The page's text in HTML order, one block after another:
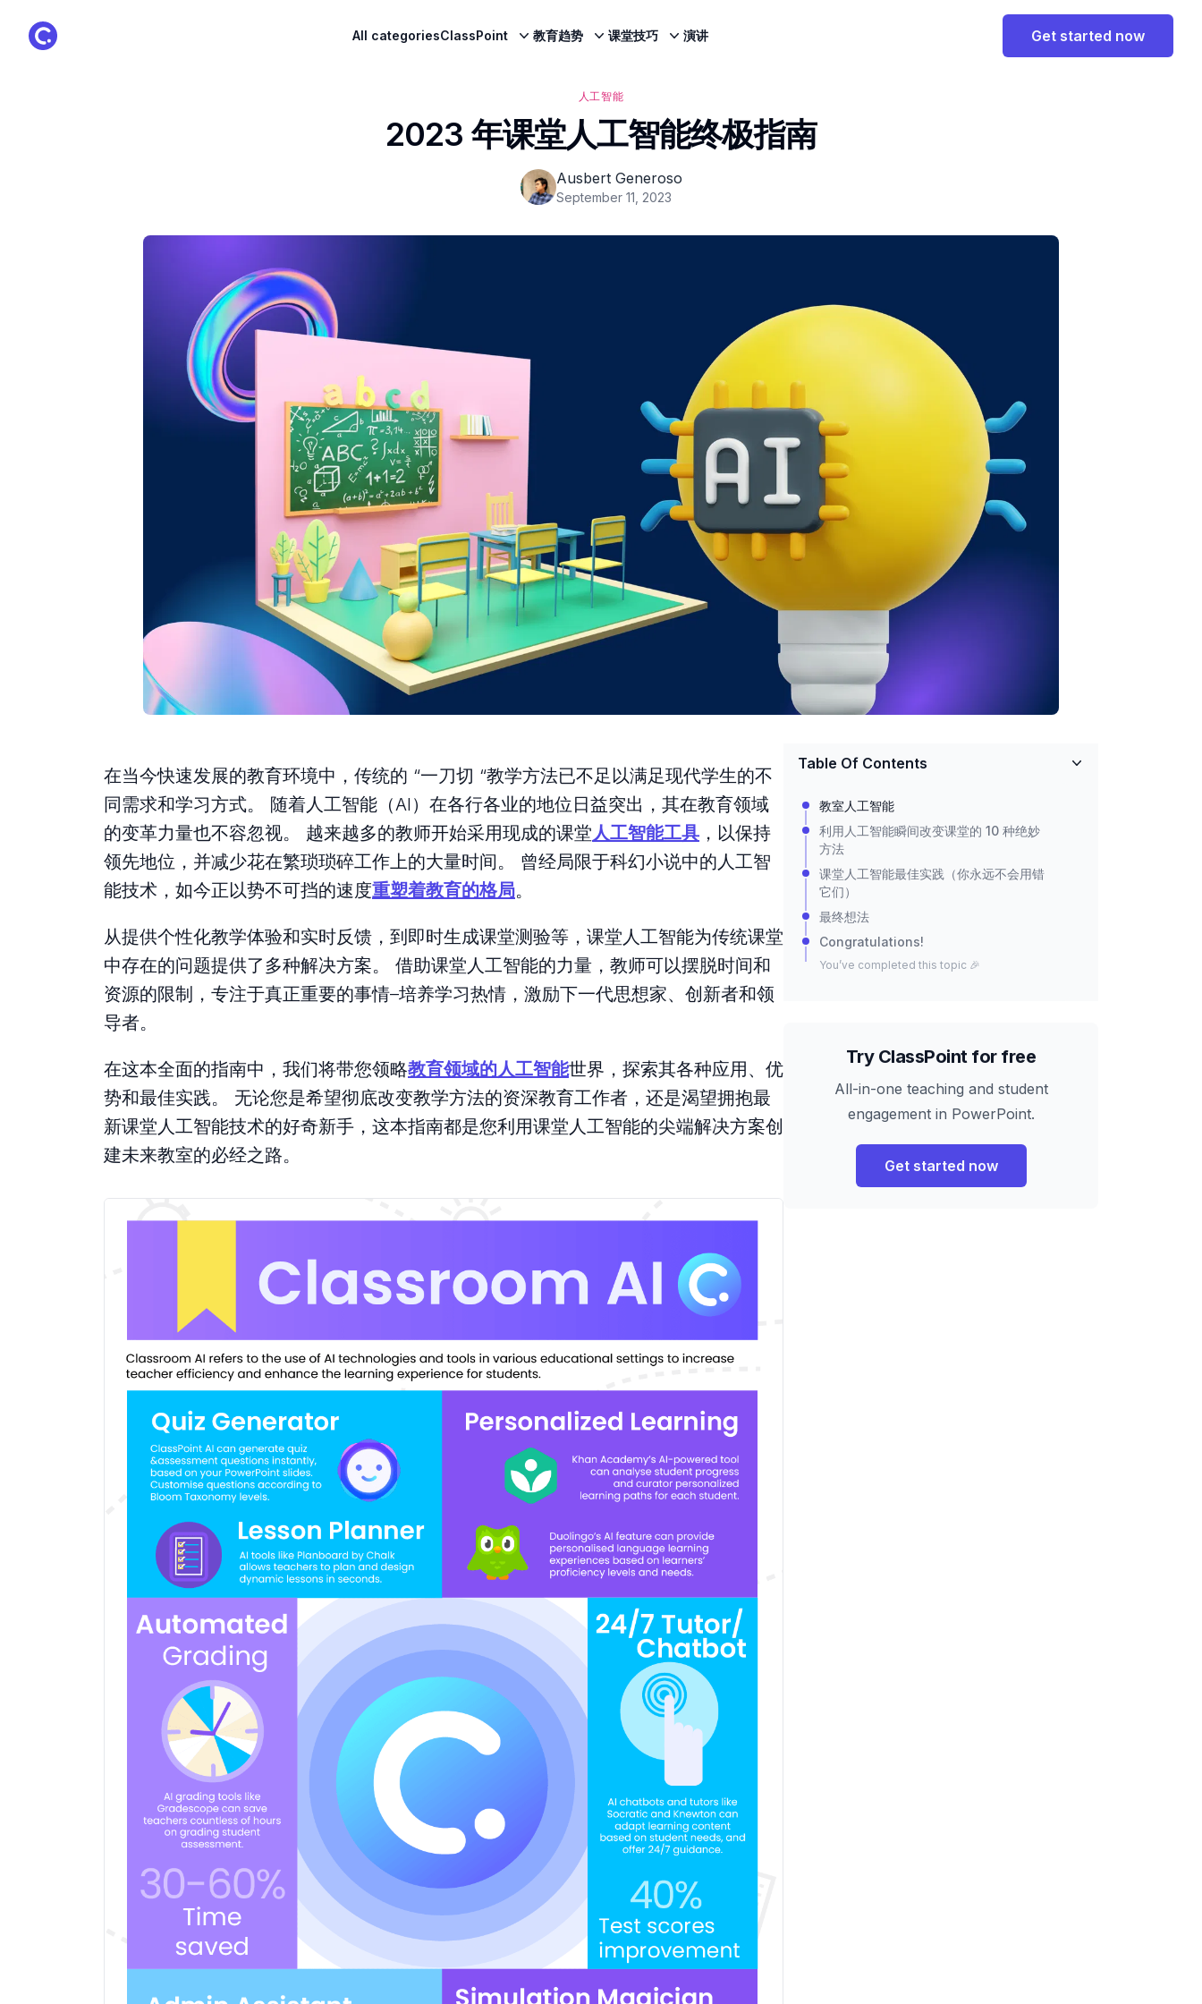
ClassPoint Logo All categoriesClassPoint 教育趋势 课堂技巧 演讲 Get started now
人工智能
2023 年课堂人工智能终极指南
Ausbert Generoso
September 11, 2023
在当今快速发展的教育环境中，传统的 “一刀切 “教学方法已不足以满足现代学生的不
同需求和学习方式。 随着人工智能（AI）在各行各业的地位日益突出，其在教育领域
的变革力量也不容忽视。 越来越多的教师开始采用现成的课堂 人工智能工具 ，以保持
领先地位，并减少花在繁琐琐碎工作上的大量时间。 曾经局限于科幻小说中的人工智
能技术，如今正以势不可挡的速度重塑着教育的格局。
从提供个性化教学体验和实时反馈，到即时生成课堂测验等，课堂人工智能为传统课堂
中存在的问题提供了多种解决方案。 借助课堂人工智能的力量，教师可以摆脱时间和
资源的限制，专注于真正重要的事情–培养学习热情，激励下一代思想家、创新者和领
导者。
在这本全面的指南中，我们将带您领略教育领域的人工智能世界，探索其各种应用、优
势和最佳实践。 无论您是希望彻底改变教学方法的资深教育工作者，还是渴望拥抱最
新课堂人工智能技术的好奇新手，这本指南都是您利用课堂人工智能的尖端解决方案创
建未来教室的必经之路。
Table Of Contents
教室人工智能
利用人工智能瞬间改变课堂的 10 种绝妙
方法
课堂人工智能最佳实践（你永远不会用错
它们）
最终想法
Congratulations!
You’ve completed this topic 🎉
Try ClassPoint for free
All-in-one teaching and student
engagement in PowerPoint.
Get started now